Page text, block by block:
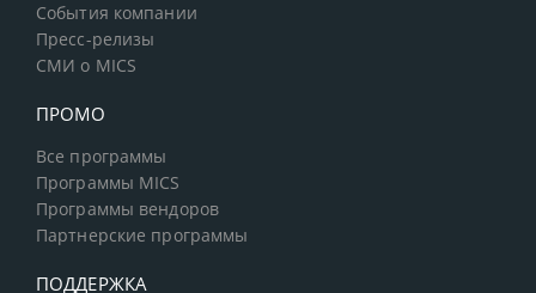
События компании
Пресс-релизы
СМИ о MICS
ПРОМО
Все программы
Программы MICS
Программы вендоров
Партнерские программы
ПОДДЕРЖКА